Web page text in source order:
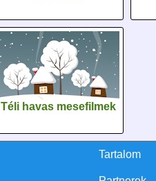
Téli havas mesefilmek
Tartalom